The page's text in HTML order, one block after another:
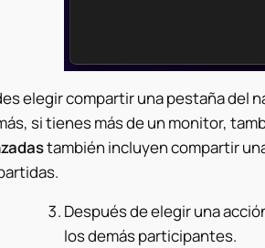
elegir compartir una pestaña del
si tienes más de un monitor,
también incluyen compartir
Después de elegir una
los demás participantes.